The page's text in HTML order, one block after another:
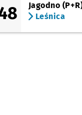
Pomorska
(Drobnera)
Dubois
Jagodno
Leśnica